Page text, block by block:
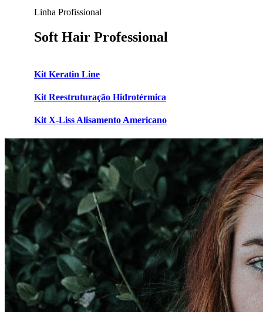
Linha Profissional
Soft Hair Professional
Kit Keratin Line
Kit Reestruturação Hidrotérmica
Kit X-Liss Alisamento Americano